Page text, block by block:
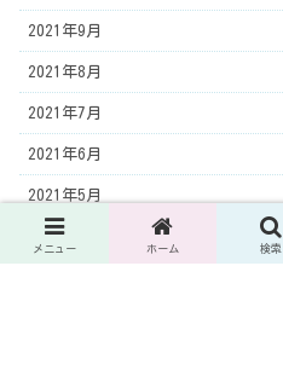
2021年9月
2021年8月
2021年7月
2021年6月
2021年5月
2021年4月
メニュー ホーム 検索